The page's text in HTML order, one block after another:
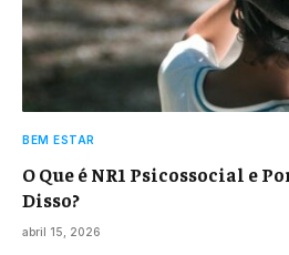
BEM ESTAR
O Que é NR1 Psicossocial e
Disso?
abril 15, 2026